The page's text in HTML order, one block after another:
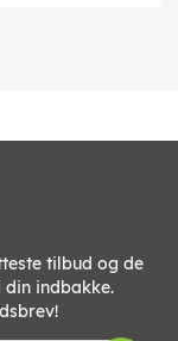
tilbud og de
indbakke.